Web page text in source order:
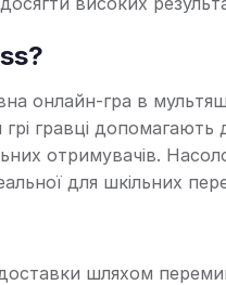
онлайн-гра в
грі гравці
отримувачів.
для шкільних
шляхом